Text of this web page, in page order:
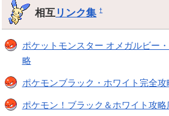
相互 リンク集 †
ポケットモンスター オメガルビー
略
ポケモンブラック・ホワイト完全
ポケモン！ブラック＆ホワイト攻略